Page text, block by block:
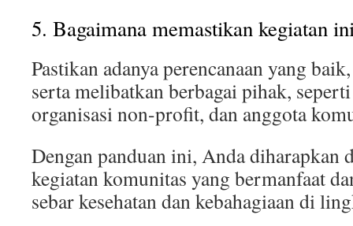
5. Bagaimana memastikan kegiatan
Pastikan adanya perencanaan yang
serta melibatkan berbagai pihak,
organisasi non-profit, dan anggota
Dengan panduan ini, Anda diharapkan
kegiatan komunitas yang bermanfaat
sebar kesehatan dan kebahagiaan di